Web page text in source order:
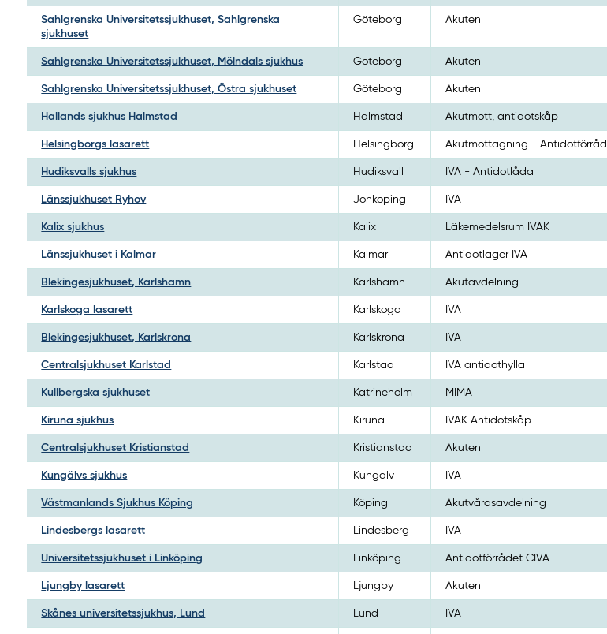
Sahlgrenska Universitetssjukhuset, Sahlgrenska
sjukhuset
Göteborg Akuten
Sahlgrenska Universitetssjukhuset, Mölndals sjukhus Göteborg Akuten
Sahlgrenska Universitetssjukhuset, Östra sjukhuset Göteborg Akuten
Hallands sjukhus Halmstad Halmstad Akutmott, antidotskåp
Helsingborgs lasarett Helsingborg Akutmottagning - Antidotförråd
Hudiksvalls sjukhus Hudiksvall IVA - Antidotlåda
Länssjukhuset Ryhov Jönköping IVA
Kalix sjukhus Kalix Läkemedelsrum IVAK
Länssjukhuset i Kalmar Kalmar Antidotlager IVA
Blekingesjukhuset, Karlshamn Karlshamn Akutavdelning
Karlskoga lasarett Karlskoga IVA
Blekingesjukhuset, Karlskrona Karlskrona IVA
Centralsjukhuset Karlstad Karlstad IVA antidothylla
Kullbergska sjukhuset Katrineholm MIMA
Kiruna sjukhus Kiruna IVAK Antidotskåp
Centralsjukhuset Kristianstad Kristianstad Akuten
Kungälvs sjukhus Kungälv IVA
Västmanlands Sjukhus Köping Köping Akutvårdsavdelning
Lindesbergs lasarett Lindesberg IVA
Universitetssjukhuset i Linköping Linköping Antidotförrådet CIVA
Ljungby lasarett Ljungby Akuten
Skånes universitetssjukhus, Lund Lund IVA